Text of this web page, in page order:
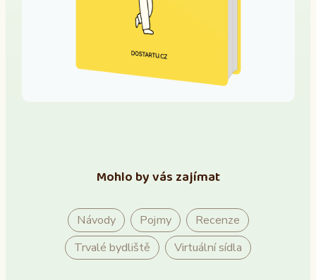
Mohlo by vás zajímat
Návody Pojmy
Recenze
Trvalé bydliště
Virtuální sídla